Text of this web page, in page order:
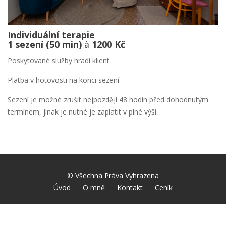
Individuální terapie
1 sezení (50 min) à 1200 Kč
Poskytované služby hradí klient.
Platba v hotovosti na konci sezení.
Sezení je možné zrušit nejpozději 48 hodin před dohodnutým
termínem, jinak je nutné je zaplatit v plné výši.
© Všechna Práva Vyhrazena
Úvod
O mně Kontakt Ceník